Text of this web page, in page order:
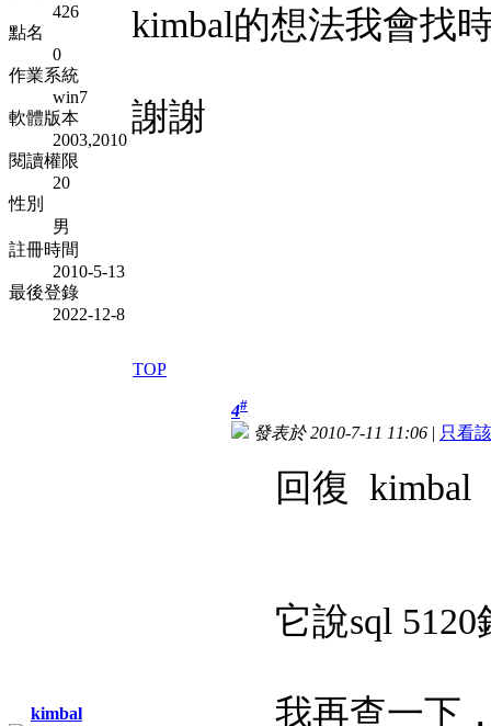
426
點名
0
作業系統
win7
軟體版本
2003,2010
閱讀權限
20
性別
男
註冊時間
2010-5-13
最後登錄
2022-12-8
kimbal的想法我會找
謝謝
TOP
kimbal
4#
發表於 2010-7-11 11:06 | 只看
回復 kimbal
它說sql 5120
我再查一下